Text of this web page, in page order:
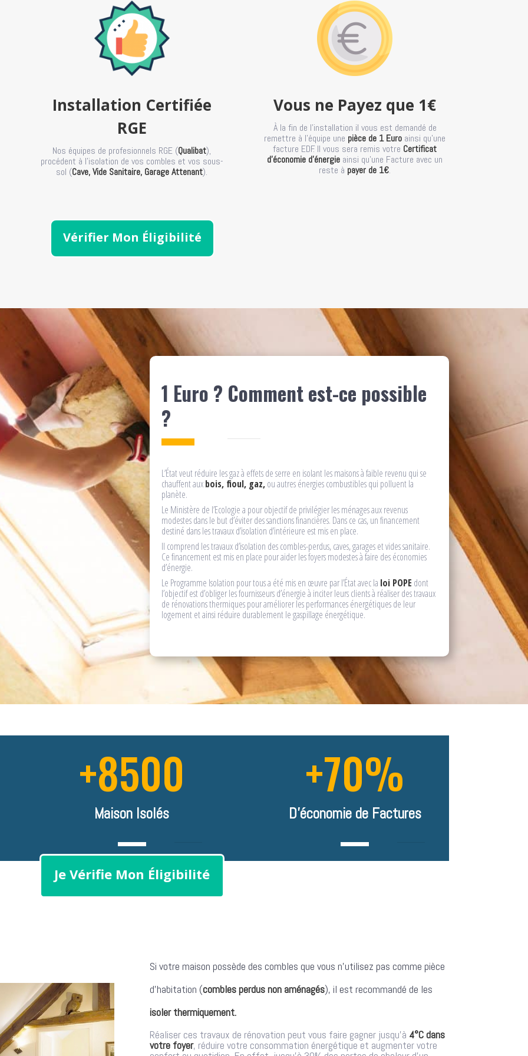
Installation Certifiée
RGE
Nos équipes de profesionnels RGE (Qualibat),
procédent à l’isolation de vos combles et vos sous-
sol (Cave, Vide Sanitaire, Garage Attenant).
Vous ne Payez que 1€
À la fin de l’installation il vous est demandé de
remettre à l’équipe une pièce de 1 Euro ainsi qu’une
facture EDF. Il vous sera remis votre Certificat
d’économie d’énergie ainsi qu’une Facture avec un
reste à payer de 1€.
Vérifier Mon Éligibilité
1 Euro ? Comment est-ce possible
?
L’État veut réduire les gaz à effets de serre en isolant les maisons à faible revenu qui se
chauffent auxbois, fioul, gaz,ou autres énergies combustibles qui polluent la
planète.
Le Ministère de l’Ecologie a pour objectif de privilégier les ménages aux revenus
modestes dans le but d’éviter des sanctions financières. Dans ce cas, un financement
destiné dans les travaux d’isolation d’intérieure est mis en place.
Il comprend les travaux d’isolation des combles-perdus, caves, garages et vides sanitaire.
Ce financement est mis en place pour aider les foyers modestes à faire des économies
d’énergie.
Le Programme Isolation pour tous a été mis en œuvre par l’État avec la loi POPE dont
l’objectif est d’obliger les fournisseurs d’énergie à inciter leurs clients à réaliser des travaux
de rénovations thermiques pour améliorer les performances énergétiques de leur
logement et ainsi réduire durablement le gaspillage énergétique.
+8500
Maison Isolés
+70%
D'économie de Factures
Je Vérifie Mon Éligibilité
Si votre maison possède des combles que vous n’utilisez pas comme pièce
d’habitation (combles perdus non aménagés), il est recommandé de les
isoler thermiquement.
Réaliser ces travaux de rénovation peut vous faire gagner jusqu’à 4°C dans
votre foyer, réduire votre consommation énergétique et augmenter votre